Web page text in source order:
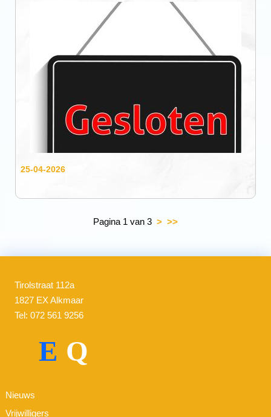
25-04-2026
Pagina 1 van 3 > >>
Tirolstraat 112a
1827 EX Alkmaar
Tel: 072 561 9256
E Q
Nieuws
Vrijwilligers